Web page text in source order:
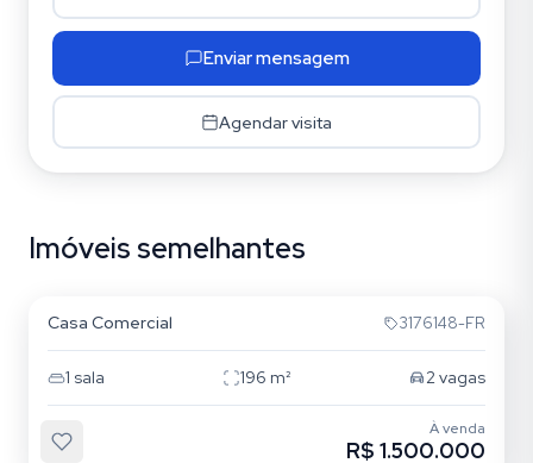
Enviar mensagem
Agendar visita
Imóveis semelhantes
Passo da Areia
Casa Comercial 3176148-FR
1 sala 196 m² 2vagas
À venda
R$ 1.500.000